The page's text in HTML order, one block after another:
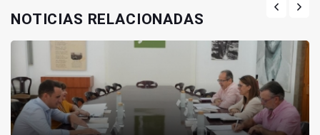
NOTICIAS RELACIONADAS